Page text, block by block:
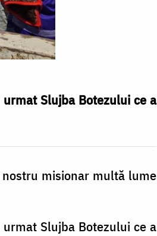
Slujba Botezului ce a
misionar multă lume
Slujba Botezului ce a